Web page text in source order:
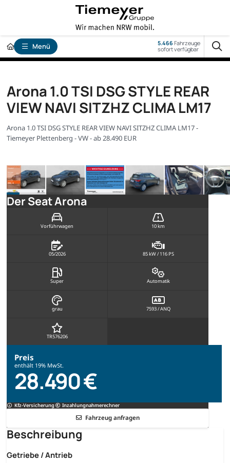
Menü 5.466Fahrzeuge
sofort verfügbar
Arona 1.0 TSI DSG STYLE REAR
VIEW NAVI SITZHZ CLIMA LM17
Arona 1.0 TSI DSG STYLE REAR VIEW NAVI SITZHZ CLIMA LM17 -
Tiemeyer Plettenberg - VW - ab 28.490 EUR
Der Seat Arona
Vorführwagen 10 km
05/2026 85 kW / 116 PS
Super Automatik
grau 7593 / ANQ
TR576206
Preis
enthält 19% MwSt.
28.490 €
Kfz-Versicherung Inzahlungnahmerechner
Fahrzeug anfragen
Beschreibung
Getriebe / Antrieb